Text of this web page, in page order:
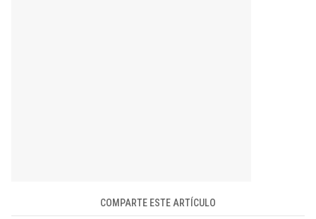
COMPARTE ESTE ARTÍCULO